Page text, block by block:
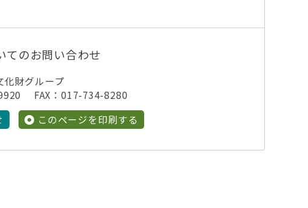
てのお問い合わせ
化財グループ
FAX：017-734-8280
このページを印刷する